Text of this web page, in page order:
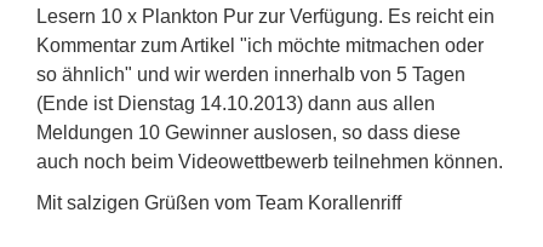
Lesern 10 x Plankton Pur zur Verfügung. Es reicht ein
Kommentar zum Artikel "ich möchte mitmachen oder
so ähnlich" und wir werden innerhalb von 5 Tagen
(Ende ist Dienstag 14.10.2013) dann aus allen
Meldungen 10 Gewinner auslosen, so dass diese
auch noch beim Videowettbewerb teilnehmen können.
Mit salzigen Grüßen vom Team Korallenriff